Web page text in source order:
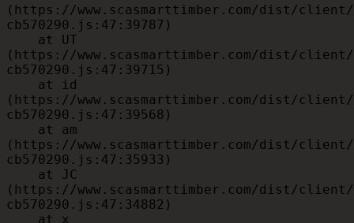
(https://www.scasmarttimber.com/dist/
cb570290.js:47:39787)
(https://www.scasmarttimber.com/dist/
cb570290.js:47:39715)
(https://www.scasmarttimber.com/dist/
cb570290.js:47:39568)
(https://www.scasmarttimber.com/dist/
cb570290.js:47:35933)
(https://www.scasmarttimber.com/dist/
cb570290.js:47:34882)